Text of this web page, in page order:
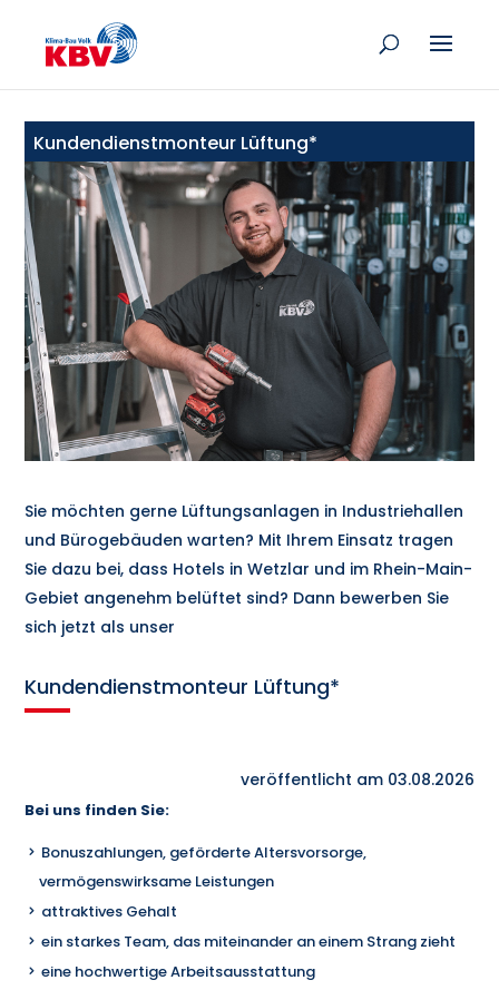
Kundendienstmonteur Lüftung*
Sie möchten gerne Lüftungsanlagen in Industriehallen
und Bürogebäuden warten? Mit Ihrem Einsatz tragen
Sie dazu bei, dass Hotels in Wetzlar und im Rhein-Main-
Gebiet angenehm belüftet sind? Dann bewerben Sie
sich jetzt als unser
Kundendienstmonteur Lüftung*
veröffentlicht am 03.08.2026
Bei uns finden Sie:
Bonuszahlungen, geförderte Altersvorsorge,
vermögenswirksame Leistungen
attraktives Gehalt
ein starkes Team, das miteinander an einem Strang zieht
eine hochwertige Arbeitsausstattung